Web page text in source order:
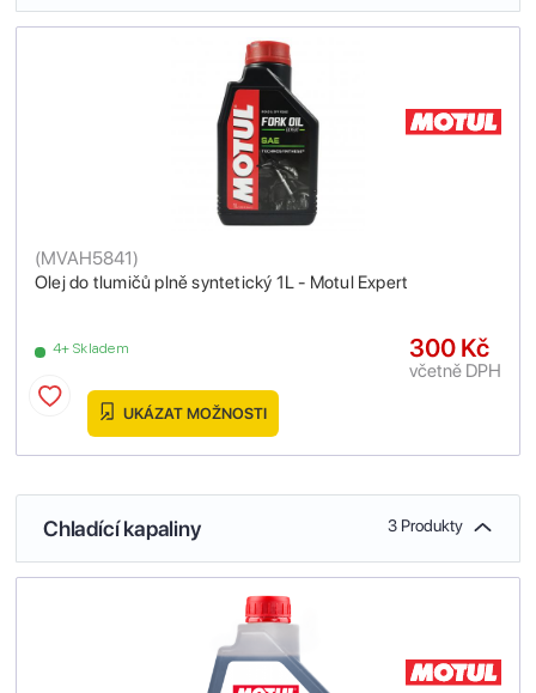
Olej do tlumičů plně syntetický 1L - Motul Expert
(MVAH5841)
4+ Skladem 300 Kč
včetně DPH
UKÁZAT MOŽNOSTI
Chladící kapaliny 3 Produkty